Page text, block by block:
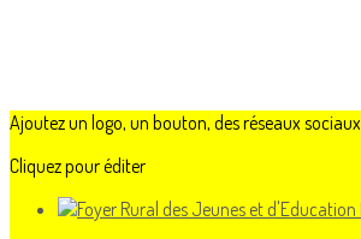
Ajoutez un logo, un bouton, des réseaux sociaux
Cliquez pour éditer